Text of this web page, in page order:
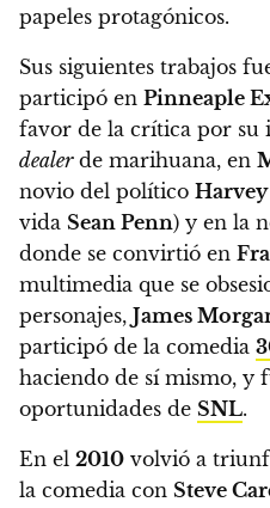
papeles protagónicos.
Sus siguientes trabajos
participó en Pinneaple
favor de la crítica por su
dealerde marihuana, en
novio del político
vida Sean Penn) y en la
donde se convirtió en
multimedia que se
personajes, James
participó de la comedia
haciendo de sí mismo, y
oportunidades de SNL.
En el 2010 volvió a
la comedia con Steve